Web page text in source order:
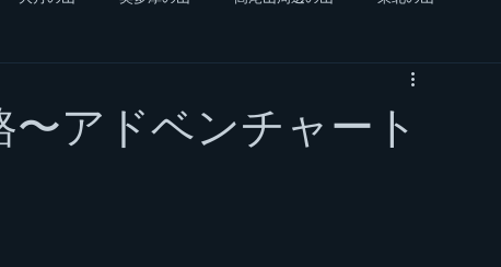
アドベンチャート